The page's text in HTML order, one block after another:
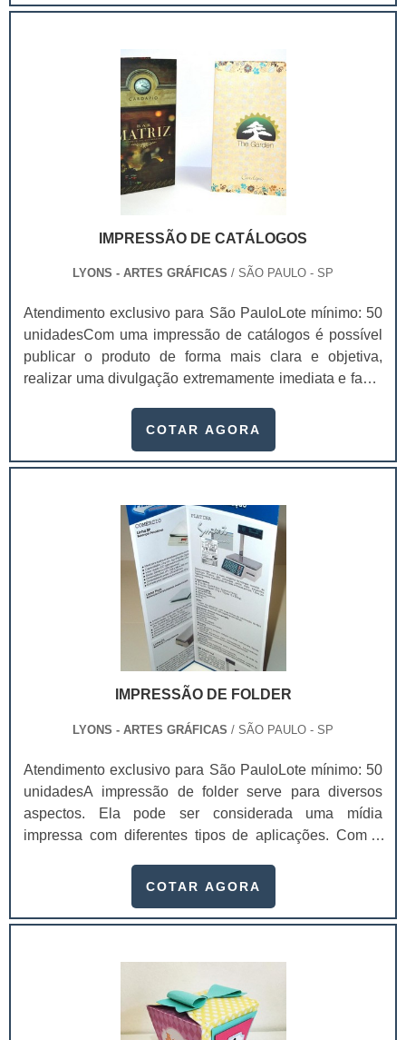
a de causar a primeira impressão nos clientes.Como
personalizadas de qualidade e com um apelo vis.
IMPRESSÃO DE CATÁLOGOS
LYONS - ARTES GRÁFICAS / SÃO PAULO - SP
Atendimento exclusivo para São PauloLote mínimo: 50
unidadesCom uma impressão de catálogos é possível
publicar o produto de forma mais clara e objetiva,
realizar uma divulgação extremamente imediata e fazer
dos serviços oferecidos.Estes são só alguns dos muitos
para as empresas e também para os seus
chamado de “brochura” e atualmente é um .
COTAR AGORA
IMPRESSÃO DE FOLDER
LYONS - ARTES GRÁFICAS / SÃO PAULO - SP
Atendimento exclusivo para São PauloLote mínimo: 50
unidadesA impressão de folder serve para diversos
aspectos. Ela pode ser considerada uma mídia
impressa com diferentes tipos de aplicações. Com a
altamente informativo e de circulação rápida.Funções
Apresentar uma marca; Divulgar uma pessoa ou
Entre outros.No folder dá para incluir orientações e até .
COTAR AGORA